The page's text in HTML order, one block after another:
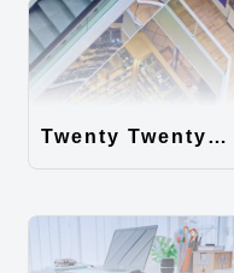
Twenty Twenty-Five 免费的WordPress内容主题